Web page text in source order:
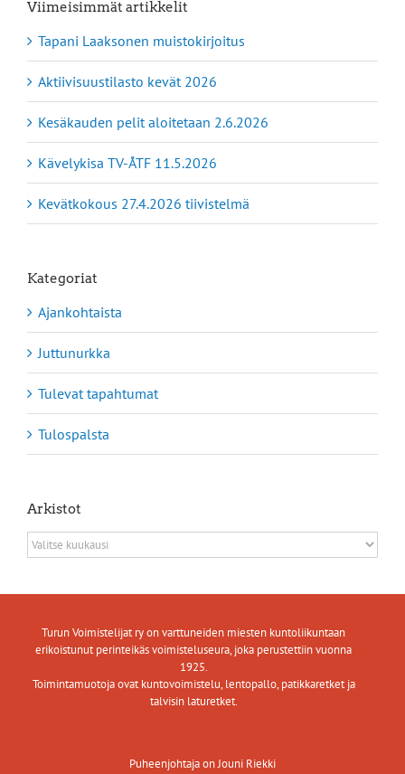
Viimeisimmät artikkelit
Tapani Laaksonen muistokirjoitus
Aktiivisuustilasto kevät 2026
Kesäkauden pelit aloitetaan 2.6.2026
Kävelykisa TV-ÅTF 11.5.2026
Kevätkokous 27.4.2026 tiivistelmä
Kategoriat
Ajankohtaista
Juttunurkka
Tulevat tapahtumat
Tulospalsta
Arkistot
Arkistot
Turun Voimistelijat ry on varttuneiden miesten kuntoliikuntaan
erikoistunut perinteikäs voimisteluseura, joka perustettiin vuonna
1925.
Toimintamuotoja ovat kuntovoimistelu, lentopallo, patikkaretket ja
talvisin laturetket.
Puheenjohtaja on Jouni Riekki